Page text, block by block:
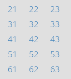
21
22 23
31
32 33
41
42 43
51
52 53
61
62 63